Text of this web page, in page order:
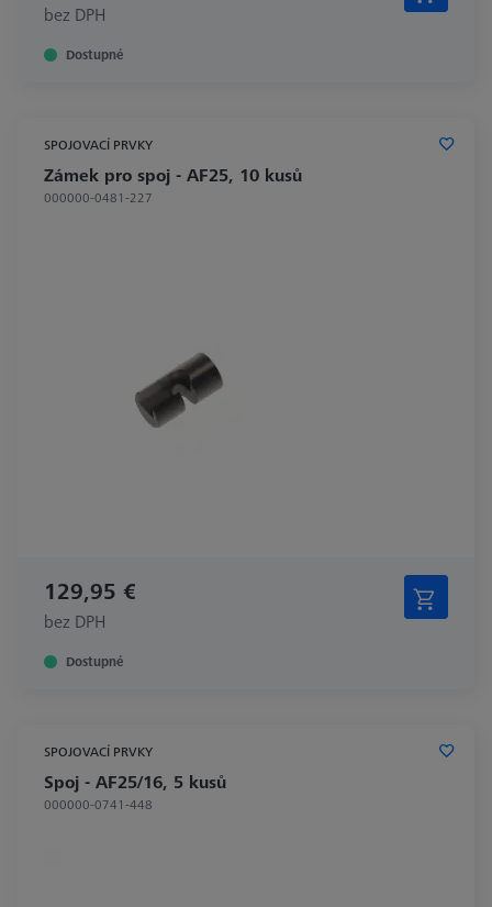
bez DPH
Dostupné
SPOJOVACÍ PRVKY
Zámek pro spoj - AF25, 10 kusů
000000-0481-227
129,95 €
bez DPH
Dostupné
SPOJOVACÍ PRVKY
Spoj - AF25/16, 5 kusů
000000-0741-448